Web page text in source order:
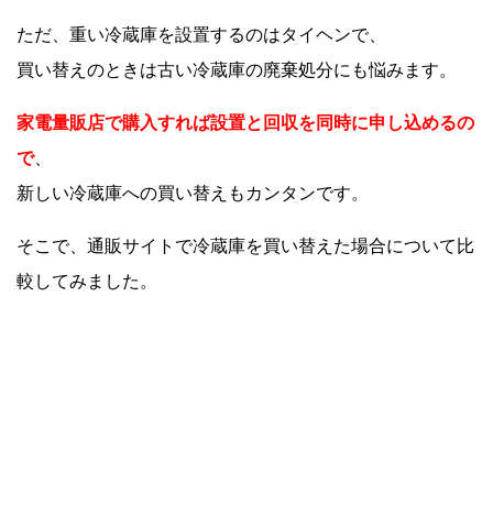
ただ、重い冷蔵庫を設置するのはタイヘンで、
買い替えのときは古い冷蔵庫の廃棄処分にも悩みます。
家電量販店で購入すれば設置と回収を同時に申し込めるの
で、
新しい冷蔵庫への買い替えもカンタンです。
そこで、通販サイトで冷蔵庫を買い替えた場合について比
較してみました。